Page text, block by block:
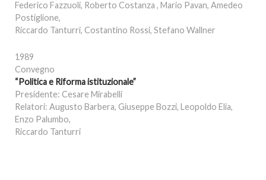
Federico Fazzuoli, Roberto Costanza , Mario Pavan, Amedeo
Postiglione,
Riccardo Tanturri, Costantino Rossi, Stefano Wallner
1989
Convegno
“Politica e Riforma istituzionale”
Presidente: Cesare Mirabelli
Relatori: Augusto Barbera, Giuseppe Bozzi, Leopoldo Elia,
Enzo Palumbo,
Riccardo Tanturri